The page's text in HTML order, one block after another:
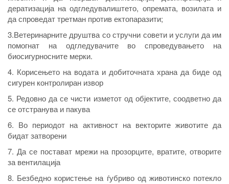
дератизација на одгледувалиштето, опремата, возилата и
да спроведат третман против ектопаразити;
3.Ветеринарните друштва со стручни совети и услуги да им
помогнат на одгледувачите во спроведувањето на
биосигурносните мерки.
4. Корисењето на водата и добиточната храна да биде од
сигурен контролиран извор
5. Редовно да се чисти изметот од објектите, соодветно да
се отстранува и пакува
6. Во периодот на активност на векторите животите да
бидат затворени
7. Да се постават мрежи на прозорците, вратите, отворите
за вентилација
8. Безбедно користење на ѓубриво од животинско потекло